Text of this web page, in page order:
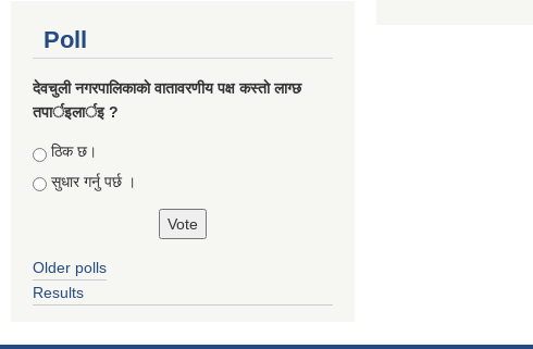
Poll
देवचुली नगरपालिकाकाे वातावरणीय पक्ष कस्ताे लाग्छ
तपार्इलार्इ ?
Choices
ठिक छ।
सुधार गर्नु पर्छ ।
Older polls
Results